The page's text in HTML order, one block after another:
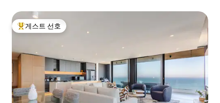
상위 게스트 선호
게스트 선호